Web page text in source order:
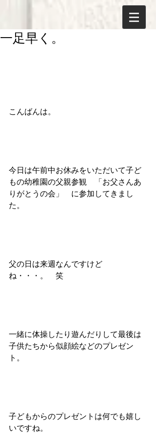
一足早く。
こんばんは。
今日は午前中お休みをいただいて子ど
もの幼稚園の父親参観　「お父さんあ
りがとうの会」　に参加してきまし
た。
父の日は来週なんですけど
ね・・・。　笑
一緒に体操したり遊んだりして最後は
子供たちから似顔絵などのプレゼン
ト。
子どもからのプレゼントは何でも嬉し
いですね。